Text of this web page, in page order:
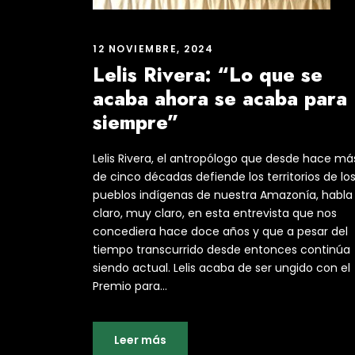
12 NOVIEMBRE, 2024
Lelis Rivera: “Lo que se
acaba ahora se acaba para
siempre”
Lelis Rivera, el antropólogo que desde hace
de cinco décadas defiende los territorios de los
pueblos indígenas de nuestra Amazonía, habla
claro, muy claro, en esta entrevista que nos
concediera hace doce años y que a pesar del
tiempo transcurrido desde entonces continúa
siendo actual. Lelis acaba de ser ungido con el
Premio para...
Leer más